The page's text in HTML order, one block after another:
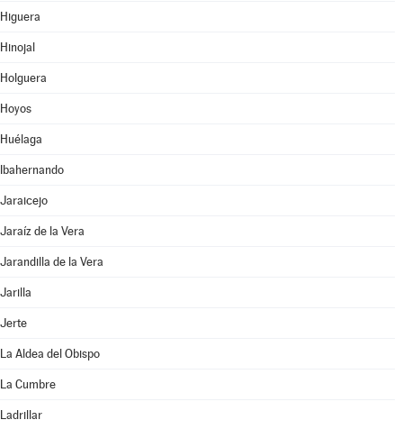
Higuera
Hinojal
Holguera
Hoyos
Huélaga
Ibahernando
Jaraicejo
Jaraíz de la Vera
Jarandilla de la Vera
Jarilla
Jerte
La Aldea del Obispo
La Cumbre
Ladrillar